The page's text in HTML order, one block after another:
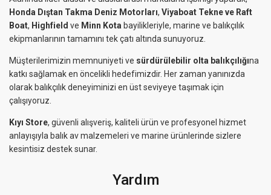
Honda Dıştan Takma Deniz Motorları, Viyaboat Tekne ve Raft
Boat, Highfield ve Minn Kota bayilikleriyle, marine ve balıkçılık
ekipmanlarının tamamını tek çatı altında sunuyoruz.
Müşterilerimizin memnuniyeti ve sürdürülebilir olta balıkçılığına
katkı sağlamak en öncelikli hedefimizdir. Her zaman yanınızda
olarak balıkçılık deneyiminizi en üst seviyeye taşımak için
çalışıyoruz.
Kıyı Store, güvenli alışveriş, kaliteli ürün ve profesyonel hizmet
anlayışıyla balık av malzemeleri ve marine ürünlerinde sizlere
kesintisiz destek sunar.
Yardım